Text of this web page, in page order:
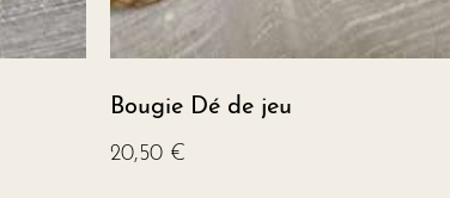
Bougie Dé de jeu
20,50 €